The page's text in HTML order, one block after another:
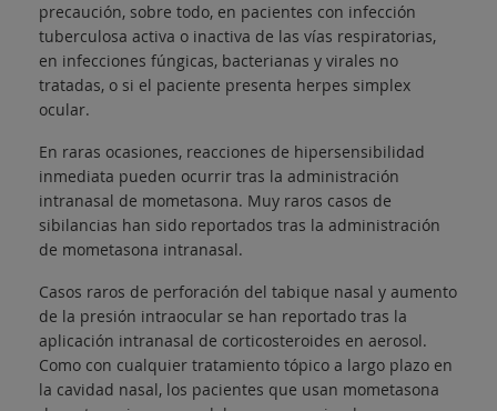
precaución, sobre todo, en pacientes con infección
tuberculosa activa o inactiva de las vías respiratorias,
en infecciones fúngicas, bacterianas y virales no
tratadas, o si el paciente presenta herpes simplex
ocular.
En raras ocasiones, reacciones de hipersensibilidad
inmediata pueden ocurrir tras la administración
intranasal de mometasona. Muy raros casos de
sibilancias han sido reportados tras la administración
de mometasona intranasal.
Casos raros de perforación del tabique nasal y aumento
de la presión intraocular se han reportado tras la
aplicación intranasal de corticosteroides en aerosol.
Como con cualquier tratamiento tópico a largo plazo en
la cavidad nasal, los pacientes que usan mometasona